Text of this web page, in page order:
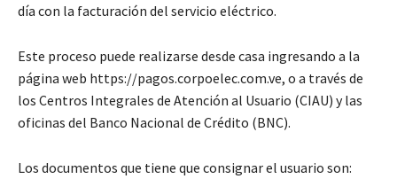
día con la facturación del servicio eléctrico.
Este proceso puede realizarse desde casa ingresando a la
página web https://pagos.corpoelec.com.ve, o a través de
los Centros Integrales de Atención al Usuario (CIAU) y las
oficinas del Banco Nacional de Crédito (BNC).
Los documentos que tiene que consignar el usuario son: